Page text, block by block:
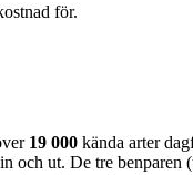
för.
19 000 kända arter
och ut. De tre